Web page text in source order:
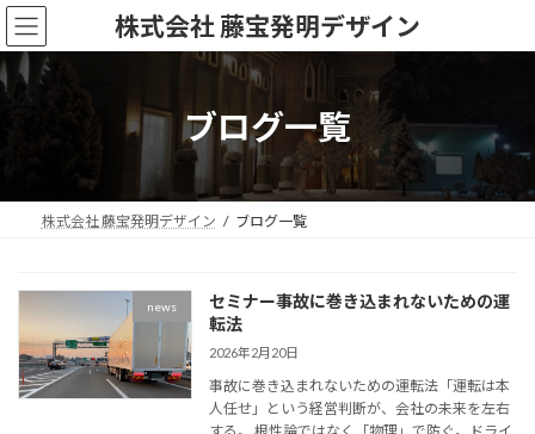
コ
ン
テ
ン
ッ
ナ
ビ
ゲ
ー
移
株式会社 藤宝発明デザイン
ブログ一覧
株式会社 藤宝発明デザイン ブログ一覧
news
セミナー事故に巻き込まれないための運
転法
2026年2月20日
事故に巻き込まれないための運転法「運転は本
人任せ」という経営判断が、会社の未来を左右